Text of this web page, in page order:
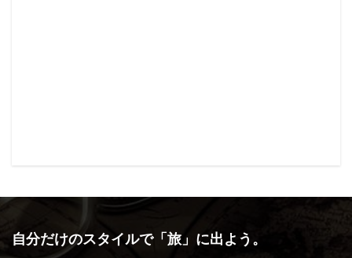
自分だけのスタイルで「旅」に出よう。